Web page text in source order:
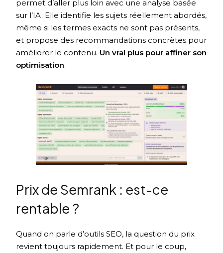
permet d’aller plus loin avec une analyse basée
sur l’IA. Elle identifie les sujets réellement abordés,
même si les termes exacts ne sont pas présents,
et propose des recommandations concrètes pour
améliorer le contenu. Un vrai plus pour affiner son
optimisation.
Prix de Semrank : est-ce
rentable ?
Quand on parle d’outils SEO, la question du prix
revient toujours rapidement. Et pour le coup,